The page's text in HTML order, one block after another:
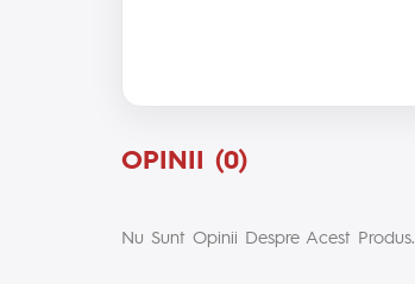
OPINII (0)
Nu Sunt Opinii Despre Acest Produs.